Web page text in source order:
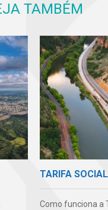
TAMBÉM
TARIFA SOCIAL
Como funciona a